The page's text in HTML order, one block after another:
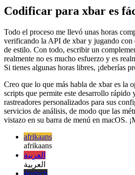
if (data >= 0) return
if (error) return renderError({
Codificar para xbar es
verificando la API de xbar y jugando con
de estilo. Con todo, escribir un
realmente no es mucho esfuerzo y es
Si tienes algunas horas libres, ¡deberías
scripts que permite este desarrollo rápido
rastreadores personalizados para sus
servicios de análisis, de modo que las
vistazo en su barra de menú en macOS.